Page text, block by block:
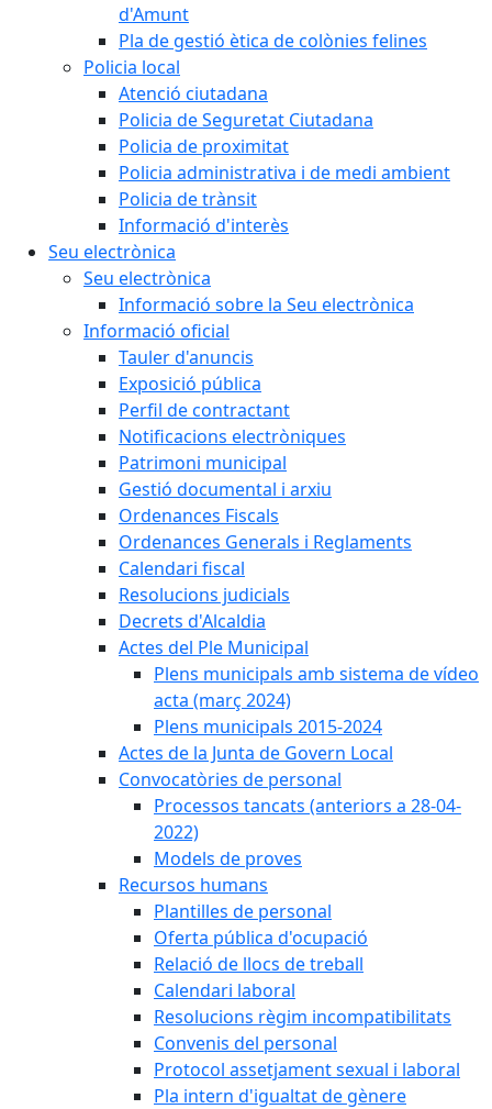
d'Amunt
Pla de gestió ètica de colònies felines
Policia local
Atenció ciutadana
Policia de Seguretat Ciutadana
Policia de proximitat
Policia administrativa i de medi ambient
Policia de trànsit
Informació d'interès
Seu electrònica
Seu electrònica
Informació sobre la Seu electrònica
Informació oficial
Tauler d'anuncis
Exposició pública
Perfil de contractant
Notificacions electròniques
Patrimoni municipal
Gestió documental i arxiu
Ordenances Fiscals
Ordenances Generals i Reglaments
Calendari fiscal
Resolucions judicials
Decrets d'Alcaldia
Actes del Ple Municipal
Plens municipals amb sistema de vídeo
acta (març 2024)
Plens municipals 2015-2024
Actes de la Junta de Govern Local
Convocatòries de personal
Processos tancats (anteriors a 28-04-
2022)
Models de proves
Recursos humans
Plantilles de personal
Oferta pública d'ocupació
Relació de llocs de treball
Calendari laboral
Resolucions règim incompatibilitats
Convenis del personal
Protocol assetjament sexual i laboral
Pla intern d'igualtat de gènere